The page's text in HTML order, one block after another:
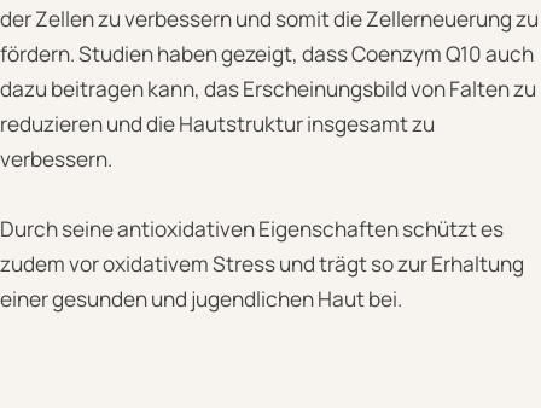
der Zellen zu verbessern und somit die Zellerneuerung zu
fördern. Studien haben gezeigt, dass Coenzym Q10 auch
dazu beitragen kann, das Erscheinungsbild von Falten zu
reduzieren und die Hautstruktur insgesamt zu
verbessern.
Durch seine antioxidativen Eigenschaften schützt es
zudem vor oxidativem Stress und trägt so zur Erhaltung
einer gesunden und jugendlichen Haut bei.